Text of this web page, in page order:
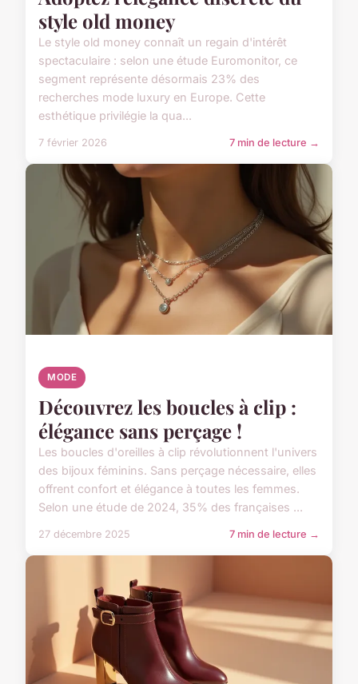
style old money
Le style old money connaît un regain d'intérêt
spectaculaire : selon une étude Euromonitor, ce
segment représente désormais 23% des
recherches mode luxury en Europe. Cette
esthétique privilégie la qua...
7 février 2026 7 min de lecture →
MODE
Découvrez les boucles à clip :
élégance sans perçage !
Les boucles d'oreilles à clip révolutionnent l'univers
des bijoux féminins. Sans perçage nécessaire, elles
offrent confort et élégance à toutes les femmes.
Selon une étude de 2024, 35% des françaises ...
27 décembre 2025 7 min de lecture →